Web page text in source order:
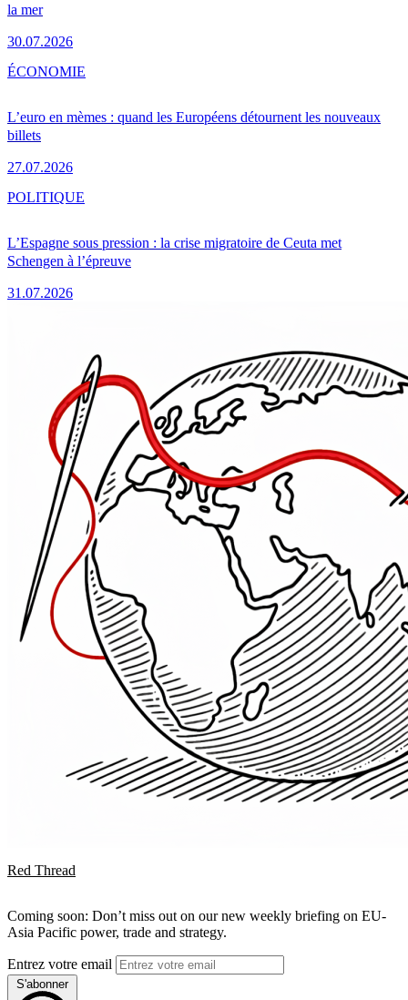
la mer
30.07.2026
L’euro en mèmes : quand les Européens détournent les nouveaux
billets
27.07.2026
ÉCONOMIE
L’Espagne sous pression : la crise migratoire de Ceuta met
Schengen à l’épreuve
31.07.2026
POLITIQUE
Red Thread
Coming soon: Don’t miss out on our new weekly briefing on EU-
Asia Pacific power, trade and strategy.
Entrez votre email
S'abonner